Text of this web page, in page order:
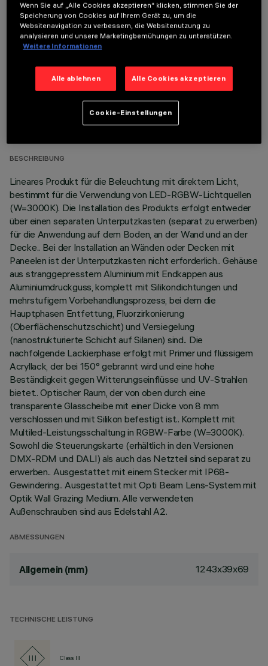
OPTIONALE KOMPONENTEN
TECHNISCHE DATEN
BESCHREIBUNG
Lineares Produkt für die Beleuchtung mit direktem Licht,
bestimmt für die Verwendung von LED-RGBW-Lichtquellen
(W=3000K). Die Installation des Produkts erfolgt entweder
über einen separaten Unterputzkasten (separat zu erwerben)
für die Anwendung auf dem Boden, an der Wand und an der
Decke.. Bei der Installation an Wänden oder Decken mit
Paneelen ist der Unterputzkasten nicht erforderlich.. Gehäuse
aus stranggepresstem Aluminium mit Endkappen aus
Aluminiumdruckguss, komplett mit Silikondichtungen und
mehrstufigem Vorbehandlungsprozess, bei dem die
Hauptphasen Entfettung, Fluorzirkonierung
(Oberflächenschutzschicht) und Versiegelung
(nanostrukturierte Schicht auf Silanen) sind.. Die
nachfolgende Lackierphase erfolgt mit Primer und flüssigem
Acryllack, der bei 150° gebrannt wird und eine hohe
Beständigkeit gegen Witterungseinflüsse und UV-Strahlen
bietet.. Optischer Raum, der von oben durch eine
transparente Glasscheibe mit einer Dicke von 8 mm
verschlossen und mit Silikon befestigt ist.. Komplett mit
Multiled-Leistungsschaltung in RGBW-Farbe (W=3000K).
Sowohl die Steuerungskarte (erhältlich in den Versionen
DMX-RDM und DALI) als auch das Netzteil sind separat zu
erwerben.. Ausgestattet mit einem Stecker mit IP68-
Gewindering.. Ausgestattet mit Opti Beam Lens-System mit
Optik Wall Grazing Medium. Alle verwendeten
Außenschrauben sind aus Edelstahl A2.
ABMESSUNGEN
Allgemein (mm) 1243x39x69
TECHNISCHE LEISTUNG
Class III
Wenn Sie auf „Alle Cookies akzeptieren“ klicken, stimmen Sie der
Speicherung von Cookies auf Ihrem Gerät zu, um die
Websitenavigation zu verbessern, die Websitenutzung zu
analysieren und unsere Marketingbemühungen zu unterstützen.
Weitere Informationen
Alle ablehnen Alle Cookies akzeptieren
Cookie-Einstellungen